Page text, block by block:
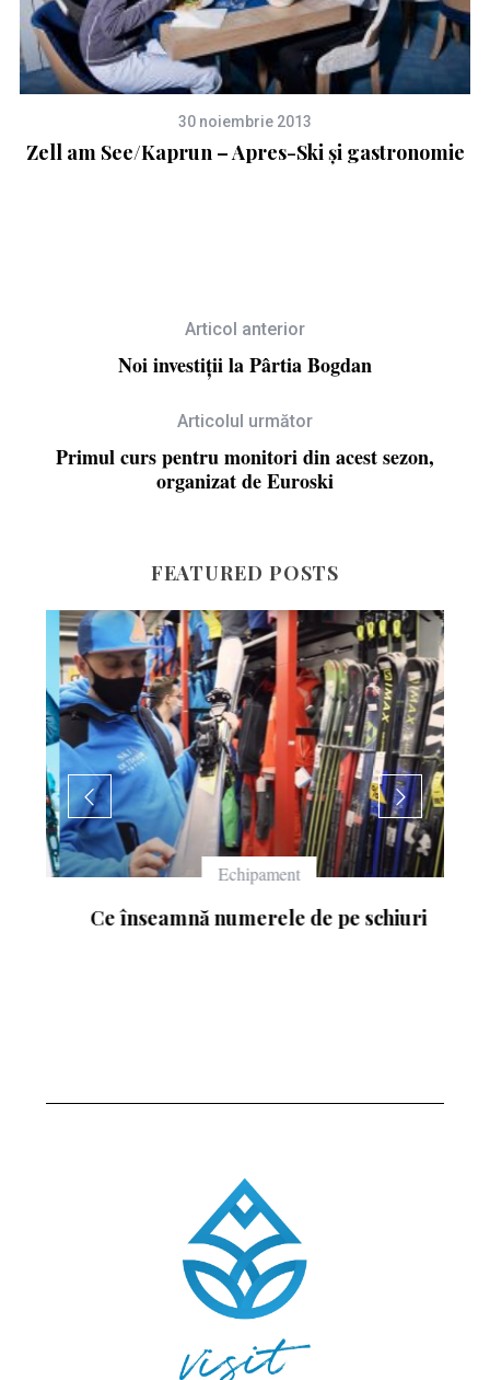
30 noiembrie 2013
Zell am See/Kaprun – Apres-Ski și gastronomie
Articol anterior
Noi investiții la Pârtia Bogdan
Articolul următor
Primul curs pentru monitori din acest sezon,
organizat de Euroski
FEATURED POSTS
Echipament
Ce înseamnă numerele de pe schiuri